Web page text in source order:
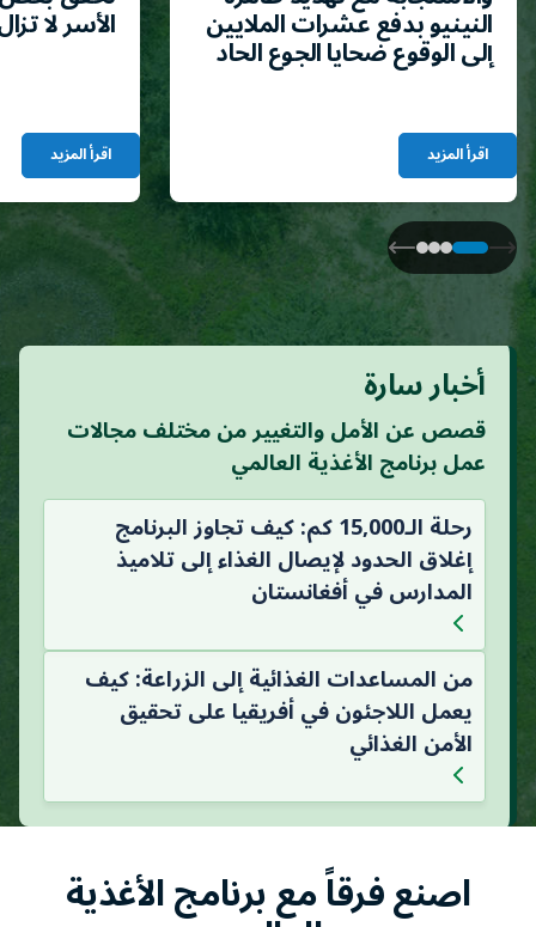
النينيو بدفع عشرات الملايين
إلى الوقوع ضحايا الجوع الحاد
اقرأ المزيد
الأسر لا
اقرأ المزيد
أخبار سارة
قصص عن الأمل والتغيير من مختلف مجالات
عمل برنامج الأغذية العالمي
رحلة الـ15,000 كم: كيف تجاوز البرنامج
إغلاق الحدود لإيصال الغذاء إلى تلاميذ
المدارس في أفغانستان
من المساعدات الغذائية إلى الزراعة: كيف
يعمل اللاجئون في أفريقيا على تحقيق
الأمن الغذائي
اصنع فرقاً مع برنامج الأغذية